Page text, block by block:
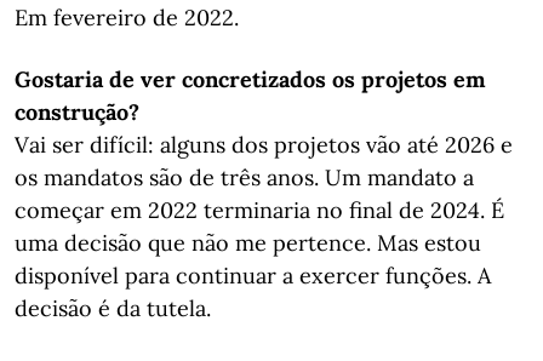
Em fevereiro de 2022.
Gostaria de ver concretizados os projetos em
construção?
Vai ser difícil: alguns dos projetos vão até 2026 e
os mandatos são de três anos. Um mandato a
começar em 2022 terminaria no final de 2024. É
uma decisão que não me pertence. Mas estou
disponível para continuar a exercer funções. A
decisão é da tutela.